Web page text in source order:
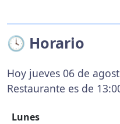
🕓 Horario
Hoy jueves 06 de
Restaurante es de
Lunes